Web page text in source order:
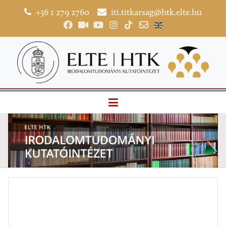
+36 1 279 2760 iti.titkarsag@htk.elte.hu